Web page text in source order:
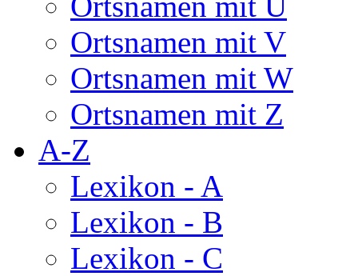
Ortsnamen mit V
Ortsnamen mit W
Ortsnamen mit Z
A-Z
Lexikon - A
Lexikon - B
Lexikon - C